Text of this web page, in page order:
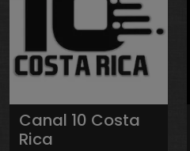
Canal 10 Costa
Rica